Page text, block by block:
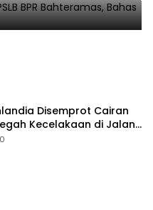
Disemprot Cairan
Kecelakaan di Jalan
0